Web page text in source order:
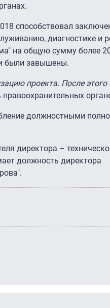
способствовал
диагностике и
на общую сумму более
были завышены.
проекта. После этого
должностными
директора –
должность директора